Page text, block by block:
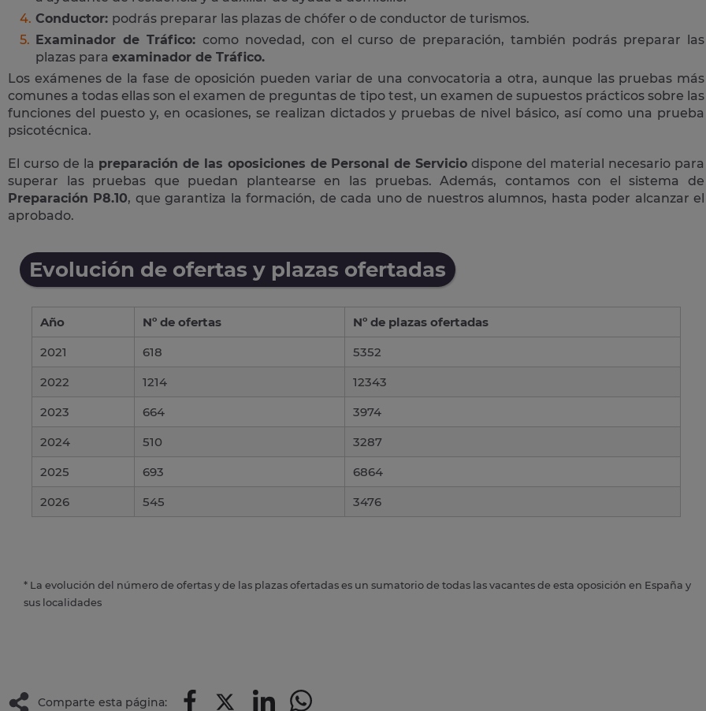
Conductor: podrás preparar las plazas de chófer o de conductor de turismos.
Examinador de Tráfico: como novedad, con el curso de preparación, también podrás preparar las
plazas para examinador de Tráfico.
Los exámenes de la fase de oposición pueden variar de una convocatoria a otra, aunque las pruebas más
comunes a todas ellas son el examen de preguntas de tipo test, un examen de supuestos prácticos sobre las
funciones del puesto y, en ocasiones, se realizan dictados y pruebas de nivel básico, así como una prueba
psicotécnica.
El curso de la preparación de las oposiciones de Personal de Servicio dispone del material necesario para
superar las pruebas que puedan plantearse en las pruebas. Además, contamos con el sistema de
Preparación P8.10, que garantiza la formación, de cada uno de nuestros alumnos, hasta poder alcanzar el
aprobado.
Evolución de ofertas y plazas ofertadas
Año Nº de ofertas
Nº de plazas ofertadas
2021
618
5352
2022
1214
12343
2023
664
3974
2024
510
3287
2025
693
6864
2026
545 3476
* La evolución del número de ofertas y de las plazas ofertadas es un sumatorio de todas las vacantes de esta oposición en España y
sus localidades
Comparte esta página: